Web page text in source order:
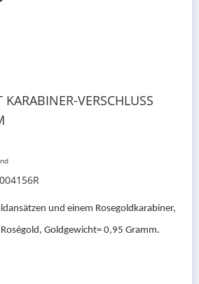
VERSCHLUSS
und einem Rosegoldkarabiner,
Goldgewicht= 0,95 Gramm.